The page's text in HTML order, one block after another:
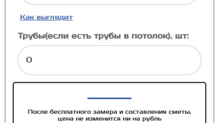
Как выглядит
Трубы(если есть трубы в потолок), шт:
После бесплатного замера и составления сметы,
цена не изменится ни на рубль